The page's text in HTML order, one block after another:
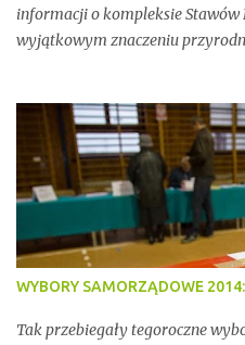
informacji o kompleksie
wyjątkowym znaczeniu
elementem ekosystemu Doliny
się jednak również
zagrożeń związanych z brakiem
niewystarczającym wsparciem
WYBORY SAMORZĄDOWE
Tak przebiegały tegoroczne